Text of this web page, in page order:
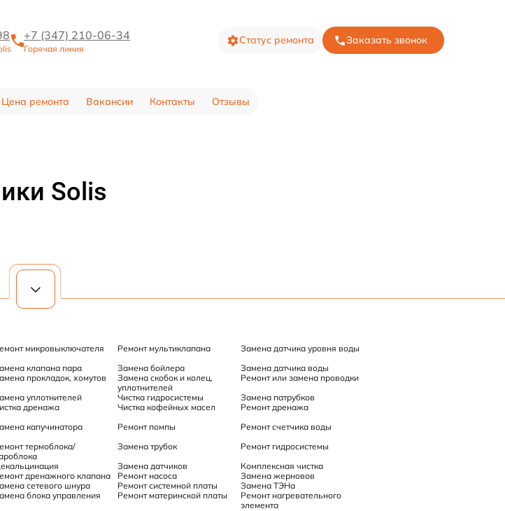
+7 (347) 210-06-34
Горячая линия
Статус ремонта Заказать звонок
Цена ремонта Вакансии Контакты Отзывы
Solis
микровыключателя Ремонт мультиклапана
Замена датчика уровня воды
клапана пара Замена бойлера
Замена датчика воды
прокладок, хомутов
Замена скобок и колец,
уплотнителей
Ремонт или замена проводки
уплотнителей Чистка гидросистемы
Замена патрубков
дренажа Чистка кофейных масел
Ремонт дренажа
капучинатора Ремонт помпы
Ремонт счетчика воды
термоблока/
Замена трубок
Ремонт гидросистемы
Замена датчиков
Комплексная чистка
дренажного клапана Ремонт насоса
Замена жерновов
сетевого шнура Ремонт системной платы
Замена ТЭНа
блока управления Ремонт материнской платы
Ремонт нагревательного
элемента